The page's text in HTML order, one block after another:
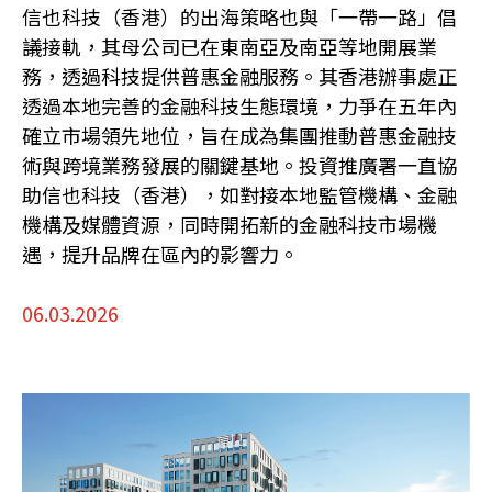
信也科技（香港）的出海策略也與「一帶一路」倡
議接軌，其母公司已在東南亞及南亞等地開展業
務，透過科技提供普惠金融服務。其香港辦事處正
透過本地完善的金融科技生態環境，力爭在五年內
確立市場領先地位，旨在成為集團推動普惠金融技
術與跨境業務發展的關鍵基地。投資推廣署一直協
助信也科技（香港），如對接本地監管機構、金融
機構及媒體資源，同時開拓新的金融科技市場機
遇，提升品牌在區內的影響力。
06.03.2026